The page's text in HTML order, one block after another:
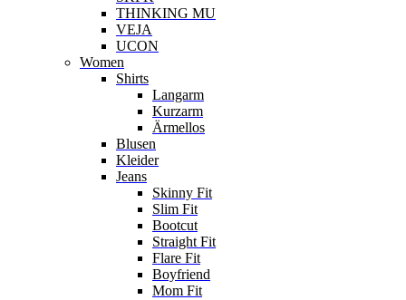
THINKING MU
VEJA
UCON
Women
Shirts
Langarm
Kurzarm
Ärmellos
Blusen
Kleider
Jeans
Skinny Fit
Slim Fit
Bootcut
Straight Fit
Flare Fit
Boyfriend
Mom Fit